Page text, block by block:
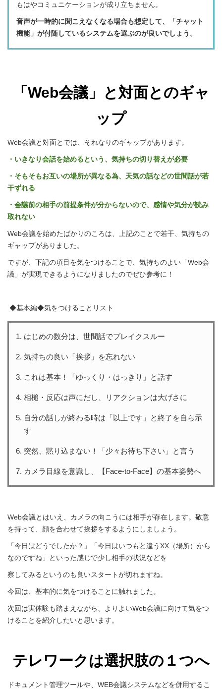
もはやコミュニケーションが成り立ちません。
音声が一時的に聞こえなくなる場合も想定して、「チャット
機能」が付随しているシステムを選ぶのが良いでしょう。
「Web会議」と対面とのギャ
ップ
Web会議と対面とでは、それなりのギャップがあります。
・いきなり会話を始めるという、気持ちの切り替えが必要
・そもそもお互いの場所が異なる為、天気の話などの世間話が若
干ずれる
・会議前の相手の前提条件が分からないので、感情や気分が読み
取れない
Web会議を始めたばかりのころは、上記のことで若干、気持ちの
ギャップがありました。
ですが、下記の項目を気をつけることで、気持ちのよい「Web会
議」が実現できるようになりましたのでぜひ参考に！
◆基本編◆気をつけることリスト
はじめの数分は、世間話でブレイクスルー
気持ちの良い「挨拶」を忘れない
これは基本！「ゆっくり・はっきり」と話す
相槌・反応は声にだし、リアクションは大げさに
自分の話しが終わる時は「以上です」と終了を自ら示
す
突然、黙り込まない！「少々お待ち下さい」と言う
カメラ目線を意識し、【Face-to-Face】の基本姿勢へ
Web会議とはいえ、カメラの向こうには相手が存在します。 敬意
を持って、顔を合わせて挨拶をするようにしましょう。
「今日はどうでしたか？」「今日はいつもと違うXX（場所）から
なのですね」といった感じで少し相手の状況などを
察してみるというのも良いスタートが切れますね。
今回は、基本的に気をつけることに触れました。
次回は実体験も踏まえながら、よりよいWeb会議に向けて気をつ
けることを紹介したいと思います。
テレワークは選択肢の１つへ
ドキュメント管理ツールや、WEB会議システムなどを併用するこ